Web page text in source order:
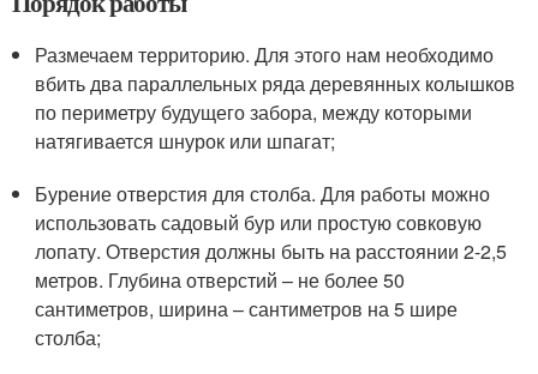
Размечаем территорию. Для этого нам необходимо
вбить два параллельных ряда деревянных колышков
по периметру будущего забора, между которыми
натягивается шнурок или шпагат;
Бурение отверстия для столба. Для работы можно
использовать садовый бур или простую совковую
лопату. Отверстия должны быть на расстоянии 2-2,5
метров. Глубина отверстий – не более 50
сантиметров, ширина – сантиметров на 5 шире
столба;